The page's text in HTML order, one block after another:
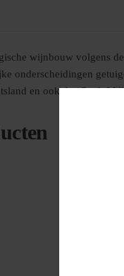
wijnbouw volgens
onderscheidingen
en ook de ‘Gault